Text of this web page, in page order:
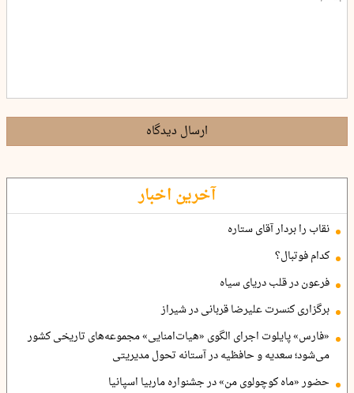
ارسال دیدگاه
آخرین اخبار
نقاب را بردار آقای ستاره
کدام فوتبال؟
فرعون در قلب دریای سیاه
برگزاری کنسرت علیرضا قربانی در شیراز
«فارس» پایلوت اجرای الگوی «هیات‌امنایی» مجموعه‌های تاریخی کشور
می‌شود؛ سعدیه و حافظیه در آستانه تحول مدیریتی
حضور «ماه کوچولوی من» در جشنواره ماربیا اسپانیا